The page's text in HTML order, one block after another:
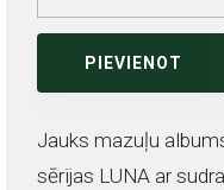
PIEVIENOT
Jauks mazuļu
sērijas LUNA ar